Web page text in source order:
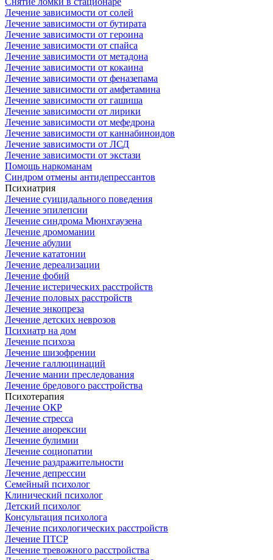
Лечение зависимости от солей
Лечение зависимости от бутирата
Лечение зависимости от героина
Лечение зависимости от спайса
Лечение зависимости от метадона
Лечение зависимости от кокаина
Лечение зависимости от феназепама
Лечение зависимости от амфетамина
Лечение зависимости от гашиша
Лечение зависимости от лирики
Лечение зависимости от мефедрона
Лечение зависимости от каннабиноидов
Лечение зависимости от ЛСД
Лечение зависимости от экстази
Помощь наркоманам
Синдром отмены антидепрессантов
Психиатрия
Лечение суицидального поведения
Лечение эпилепсии
Лечение синдрома Мюнхгаузена
Лечение дромомании
Лечение абулии
Лечение кататонии
Лечение дереализации
Лечение фобий
Лечение истерических расстройств
Лечение половых расстройств
Лечение энкопреза
Лечение детских неврозов
Психиатр на дом
Лечение психоза
Лечение шизофрении
Лечение галлюцинаций
Лечение мании преследования
Лечение бредового расстройства
Психотерапия
Лечение ОКР
Лечение стресса
Лечение анорексии
Лечение булимии
Лечение социопатии
Лечение раздражительности
Лечение депрессии
Семейный психолог
Клинический психолог
Детский психолог
Консультация психолога
Лечение психологических расстройств
Лечение ПТСР
Лечение тревожного расстройства